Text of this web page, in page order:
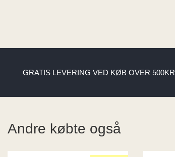
GRATIS LEVERING VED KØB OVER 500KR
Andre købte også